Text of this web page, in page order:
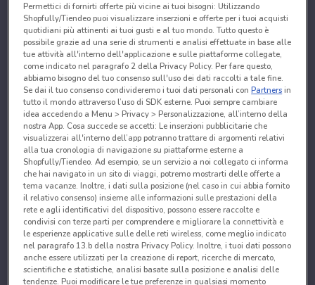
Permettici di fornirti offerte più vicine ai tuoi bisogni: Utilizzando
Shopfully/Tiendeo puoi visualizzare inserzioni e offerte per i tuoi acquisti
quotidiani più attinenti ai tuoi gusti e al tuo mondo. Tutto questo è
possibile grazie ad una serie di strumenti e analisi effettuate in base alle
tue attività all'interno dell'applicazione e sulle piattaforme collegate,
come indicato nel paragrafo 2 della Privacy Policy. Per fare questo,
abbiamo bisogno del tuo consenso sull'uso dei dati raccolti a tale fine.
Se dai il tuo consenso condivideremo i tuoi dati personali conPartnersin
tutto il mondo attraverso l’uso di SDK esterne. Puoi sempre cambiare
idea accedendo a Menu > Privacy > Personalizzazione, all’interno della
nostra App. Cosa succede se accetti: Le inserzioni pubblicitarie che
visualizzerai all'interno dell’app potranno trattare di argomenti relativi
alla tua cronologia di navigazione su piattaforme esterne a
Shopfully/Tiendeo. Ad esempio, se un servizio a noi collegato ci informa
che hai navigato in un sito di viaggi, potremo mostrarti delle offerte a
tema vacanze. Inoltre, i dati sulla posizione (nel caso in cui abbia fornito
il relativo consenso) insieme alle informazioni sulle prestazioni della
rete e agli identificativi del dispositivo, possono essere raccolte e
condivisi con terze parti per comprendere e migliorare la connettività e
le esperienze applicative sulle delle reti wireless, come meglio indicato
nel paragrafo 13.b della nostra Privacy Policy. Inoltre, i tuoi dati possono
anche essere utilizzati per la creazione di report, ricerche di mercato,
scientifiche e statistiche, analisi basate sulla posizione e analisi delle
tendenze. Puoi modificare le tue preferenze in qualsiasi momento